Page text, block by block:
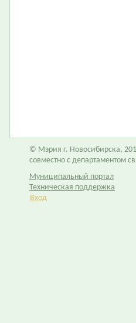
© Мэрия г. Новосибирска,
совместно с департаментом
Муниципальный портал
Техническая поддержка
Вход